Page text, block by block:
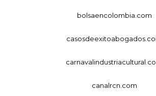
bolsaencolombia.com
canalrcn.com